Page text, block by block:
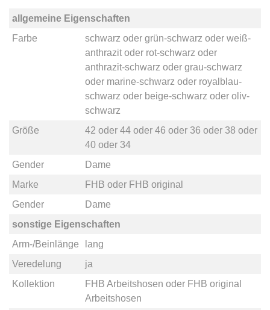
allgemeine Eigenschaften
Farbe
schwarz oder grün-schwarz oder weiß-
anthrazitoder rot-schwarz oder
anthrazit-schwarz oder grau-schwarz
oder marine-schwarz oder royalblau-
schwarz oder beige-schwarz oder oliv-
schwarz
Größe
42 oder 44oder 46 oder 36 oder 38 oder
40oder 34
Gender
Dame
Marke
FHB oder FHB original
Gender
Dame
sonstige Eigenschaften
Arm-/Beinlänge
lang
Veredelung
ja
Kollektion
FHB Arbeitshosen oder FHB original
Arbeitshosen